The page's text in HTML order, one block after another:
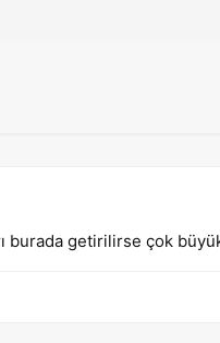
burada getirilirse çok